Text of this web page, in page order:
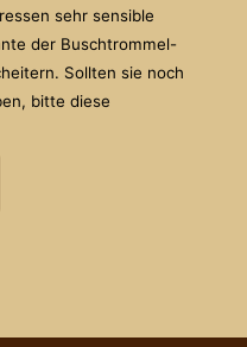
sehr sensible
der Buschtrommel-
Sollten sie noch
bitte diese